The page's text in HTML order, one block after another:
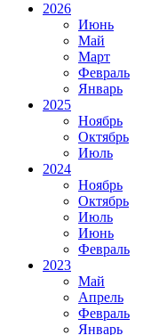
2026
Июнь
Май
Март
Февраль
Январь
2025
Ноябрь
Октябрь
Июль
2024
Ноябрь
Октябрь
Июль
Июнь
Февраль
2023
Май
Апрель
Февраль
Январь